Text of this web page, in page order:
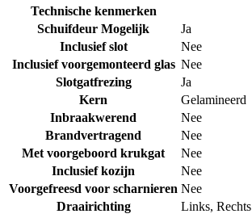
Technische kenmerken
Schuifdeur Mogelijk
Ja
Inclusief slot
Nee
Inclusief voorgemonteerd glas Nee
Slotgatfrezing
Ja
Kern
Gelamineerd
Inbraakwerend
Nee
Brandvertragend
Nee
Met voorgeboord krukgat
Nee
Inclusief kozijn
Nee
Voorgefreesd voor scharnieren Nee
Draairichting
Links, Rechts